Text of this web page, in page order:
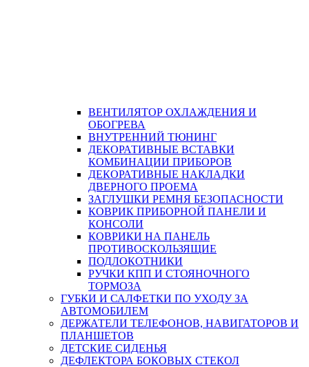
ВЕНТИЛЯТОР ОХЛАЖДЕНИЯ И
ОБОГРЕВА
ВНУТРЕННИЙ ТЮНИНГ
ДЕКОРАТИВНЫЕ ВСТАВКИ
КОМБИНАЦИИ ПРИБОРОВ
ДЕКОРАТИВНЫЕ НАКЛАДКИ
ДВЕРНОГО ПРОЕМА
ЗАГЛУШКИ РЕМНЯ БЕЗОПАСНОСТИ
КОВРИК ПРИБОРНОЙ ПАНЕЛИ И
КОНСОЛИ
КОВРИКИ НА ПАНЕЛЬ
ПРОТИВОСКОЛЬЗЯЩИЕ
ПОДЛОКОТНИКИ
РУЧКИ КПП И СТОЯНОЧНОГО
ТОРМОЗА
ГУБКИ И САЛФЕТКИ ПО УХОДУ ЗА
АВТОМОБИЛЕМ
ДЕРЖАТЕЛИ ТЕЛЕФОНОВ, НАВИГАТОРОВ И
ПЛАНШЕТОВ
ДЕТСКИЕ СИДЕНЬЯ
ДЕФЛЕКТОРА БОКОВЫХ СТЕКОЛ